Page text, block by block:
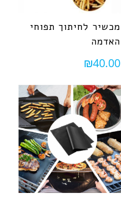
מכשיר לחיתוך תפוחי
האדמה
₪40.00